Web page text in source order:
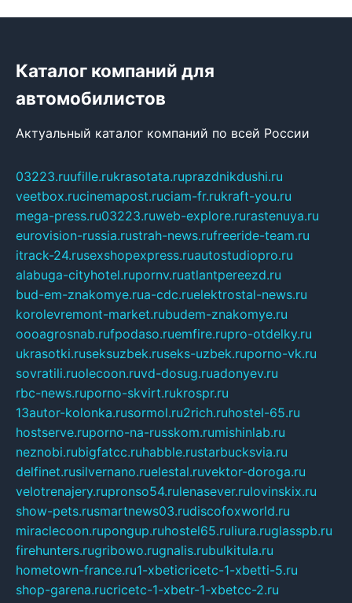
Каталог компаний для
автомобилистов
Актуальный каталог компаний по всей России
03223.ruufille.rukrasotata.ruprazdnikdushi.ru
veetbox.rucinemapost.ruciam-fr.rukraft-you.ru
mega-press.ru03223.ruweb-explore.rurastenuya.ru
eurovision-russia.rustrah-news.rufreeride-team.ru
itrack-24.rusexshopexpress.ruautostudiopro.ru
alabuga-cityhotel.rupornv.ruatlantpereezd.ru
bud-em-znakomye.rua-cdc.ruelektrostal-news.ru
korolevremont-market.rubudem-znakomye.ru
oooagrosnab.rufpodaso.ruemfire.rupro-otdelky.ru
ukrasotki.ruseksuzbek.ruseks-uzbek.ruporno-vk.ru
sovratili.ruolecoon.ruvd-dosug.ruadonyev.ru
rbc-news.ruporno-skvirt.rukrospr.ru
13autor-kolonka.rusormol.ru2rich.ruhostel-65.ru
hostserve.ruporno-na-russkom.rumishinlab.ru
neznobi.rubigfatcc.ruhabble.rustarbucksvia.ru
delfinet.rusilvernano.ruelestal.ruvektor-doroga.ru
velotrenajery.rupronso54.rulenasever.rulovinskix.ru
show-pets.rusmartnews03.rudiscofoxworld.ru
miraclecoon.rupongup.ruhostel65.ruliura.ruglasspb.ru
firehunters.rugribowo.rugnalis.rubulkitula.ru
hometown-france.ru1-xbeticricetc-1-xbetti-5.ru
shop-garena.rucricetc-1-xbetr-1-xbetcc-2.ru